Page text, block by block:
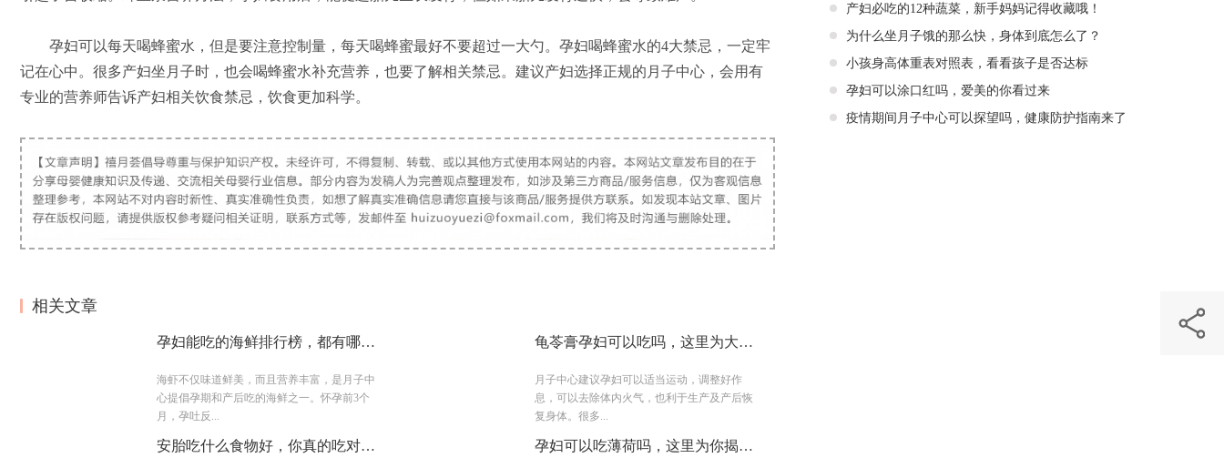
孕妇可以每天喝蜂蜜水，但是要注意控制量，每天喝蜂蜜最好不要超过一大勺。孕妇喝蜂蜜水的4大禁忌，一定牢
记在心中。很多产妇坐月子时，也会喝蜂蜜水补充营养，也要了解相关禁忌。建议产妇选择正规的月子中心，会用有
专业的营养师告诉产妇相关饮食禁忌，饮食更加科学。
相关文章
孕妇能吃的海鲜排行榜，都有哪些
海虾不仅味道鲜美，而且营养丰富，是月子中
心提倡孕期和产后吃的海鲜之一。怀孕前3个
月，孕吐反...
龟苓膏孕妇可以吃吗，这里为大家
月子中心建议孕妇可以适当运动，调整好作
息，可以去除体内火气，也利于生产及产后恢
复身体。很多...
安胎吃什么食物好，你真的吃对了 孕妇可以吃薄荷吗，这里为你揭晓
产妇必吃的12种蔬菜，新手妈妈记得收藏哦！
为什么坐月子饿的那么快，身体到底怎么了？
小孩身高体重表对照表，看看孩子是否达标
孕妇可以涂口红吗，爱美的你看过来
疫情期间月子中心可以探望吗，健康防护指南来了